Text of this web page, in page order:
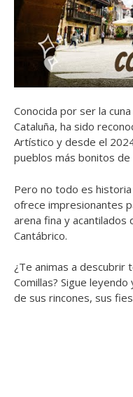
Conocida por ser la
Cataluña, ha sido
Artístico y desde el
pueblos más bonitos de
Pero no todo es
ofrece impresionantes
arena fina y acantilados
Cantábrico.
¿Te animas a descubrir
Comillas? Sigue
de sus rincones, sus